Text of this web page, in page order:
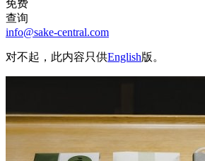
免费
查询
info@sake-central.com
对不起，此内容只供English版。